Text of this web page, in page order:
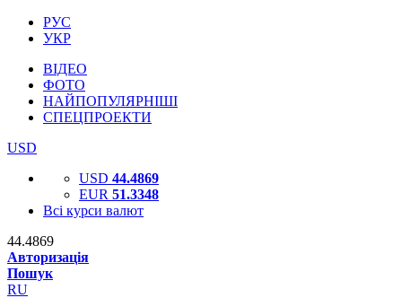
РУС
УКР
ВІДЕО
ФОТО
НАЙПОПУЛЯРНІШІ
СПЕЦПРОЕКТИ
USD
USD 44.4869
EUR 51.3348
Всі курси валют
44.4869
Авторизація
Пошук
RU